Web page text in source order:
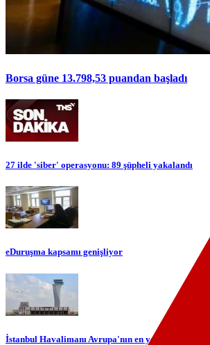
Borsa güne 13.798,53 puandan başladı
27 ilde 'siber' operasyonu: 89 şüpheli yakalandı
eDuruşma kapsamı genişliyor
İstanbul Havalimanı Avrupa'nın en yoğun